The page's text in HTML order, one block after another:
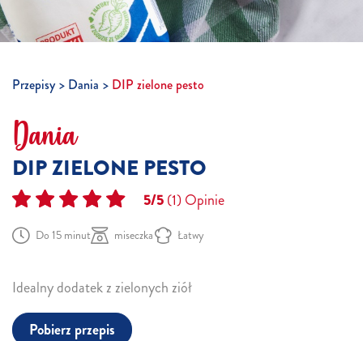
Przepisy Dania DIP zielone pesto
Dania
DIP ZIELONE PESTO
5/5(1)Opinie
Do 15 minut miseczka Łatwy
Idealny dodatek z zielonych ziół
Pobierz przepis